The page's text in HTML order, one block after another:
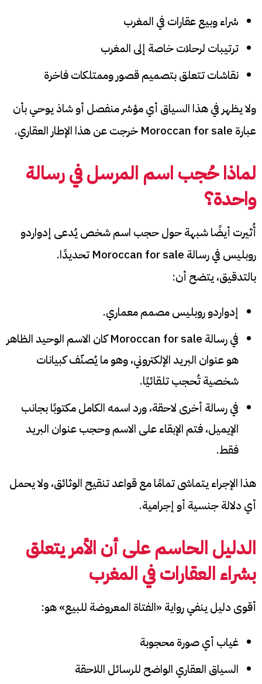
شراء وبيع عقارات في المغرب
ترتيبات لرحلات خاصة إلى المغرب
نقاشات تتعلق بتصميم قصور وممتلكات فاخرة
ولا يظهر في هذا السياق أي مؤشر منفصل أو شاذ يوحي بأن
عبارة Moroccan for sale خرجت عن هذا الإطار العقاري.
لماذا حُجب اسم المرسل في رسالة
واحدة؟
أُثيرت أيضًا شبهة حول حجب اسم شخص يُدعى إدواردو
روبليس في رسالة Moroccan for sale تحديدًا.
بالتدقيق، يتضح أن:
إدواردو روبليس مصمم معماري.
في رسالة Moroccan for sale كان الاسم الوحيد الظاهر
هو عنوان البريد الإلكتروني، وهو ما يُصنّف كبيانات
شخصية تُحجب تلقائيًا.
في رسالة أخرى لاحقة، ورد اسمه الكامل مكتوبًا بجانب
الإيميل، فتم الإبقاء على الاسم وحجب عنوان البريد
فقط.
هذا الإجراء يتماشى تمامًا مع قواعد تنقيح الوثائق، ولا يحمل
أي دلالة جنسية أو إجرامية.
الدليل الحاسم على أن الأمر يتعلق
بشراء العقارات في المغرب
أقوى دليل ينفي رواية «الفتاة المعروضة للبيع» هو:
غياب أي صورة محجوبة
السياق العقاري الواضح للرسائل اللاحقة